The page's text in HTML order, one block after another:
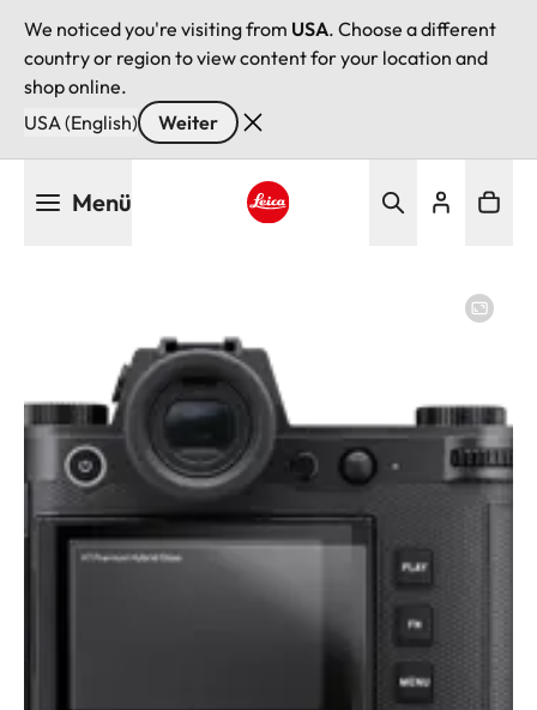
We noticed you're visiting from USA. Choose a different
country or region to view content for your location and
shop online.
USA (English)
Weiter
Menü